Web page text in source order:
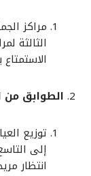
مراكز
الثالثة
الطوابق من
توزيع
انتظار